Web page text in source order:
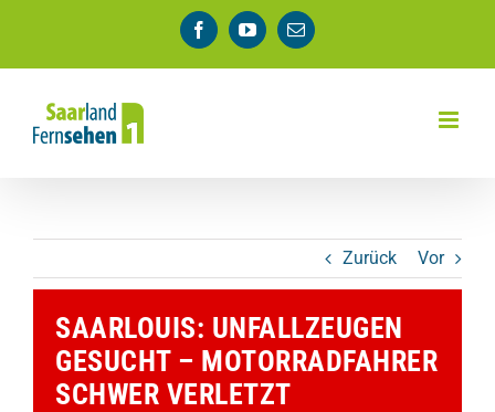
springen
FacebookYouTube
E-
Mail
Zurück Vor
SAARLOUIS: UNFALLZEUGEN
GESUCHT – MOTORRADFAHRER
SCHWER VERLETZT